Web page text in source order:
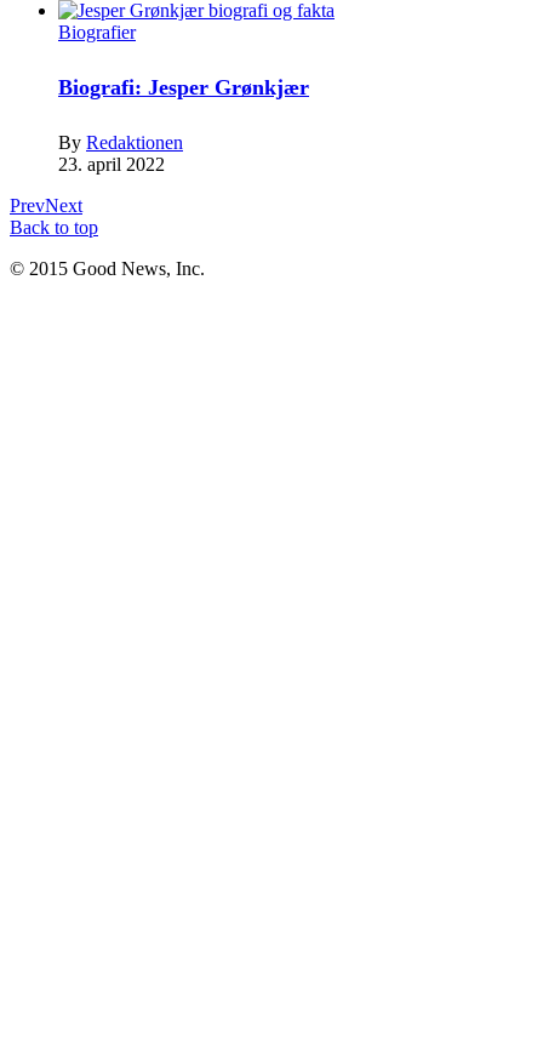
Biografier
Biografi: Jesper Grønkjær
By Redaktionen
23. april 2022
PrevNext
Back to top
© 2015 Good News, Inc.